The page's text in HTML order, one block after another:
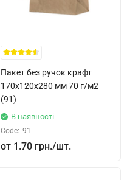
Пакет без ручок крафт
170x120x280 мм 70 г/м2
(91)
В наявності
Code: 91
1.70 грн.